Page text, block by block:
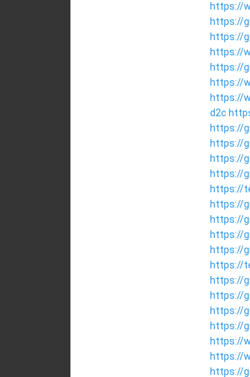
https://
https://
https://
https://
https://
https://
https://
d2c
https://
https://
https://
https://
https://
https://
https://
https://
https://
https://
https://
https://
https://
https://
https://
https://
https://